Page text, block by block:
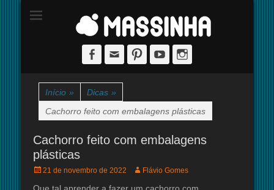
massinha
Site dedicado à técnica de stop-motion
Facebook
Email PinterestYouTube
Início » Dicas »
Cachorro feito com embalagens plásticas
Cachorro feito com embalagens
plásticas
Posted
21 de novembro de 2022 Autor:Flávio Gomes